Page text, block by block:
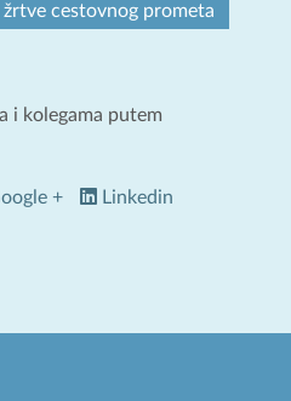
cestovnog prometa
i kolegama putem
+ Linkedin